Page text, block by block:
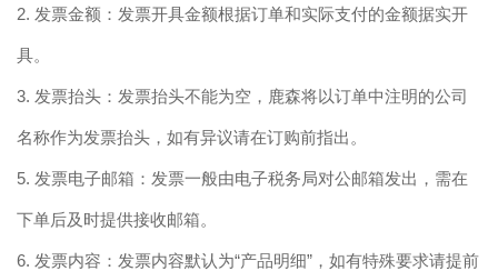
2. 发票金额：发票开具金额根据订单和实际支付的金额据实开
具。
3. 发票抬头：发票抬头不能为空，鹿森将以订单中注明的公司
名称作为发票抬头，如有异议请在订购前指出。
5. 发票电子邮箱 ：发票一般由电子税务局对公邮箱发出，需在
下单后及时提供接收邮箱。
6. 发票内容：发票内容默认为“产品明细” ，如有特殊要求请提前